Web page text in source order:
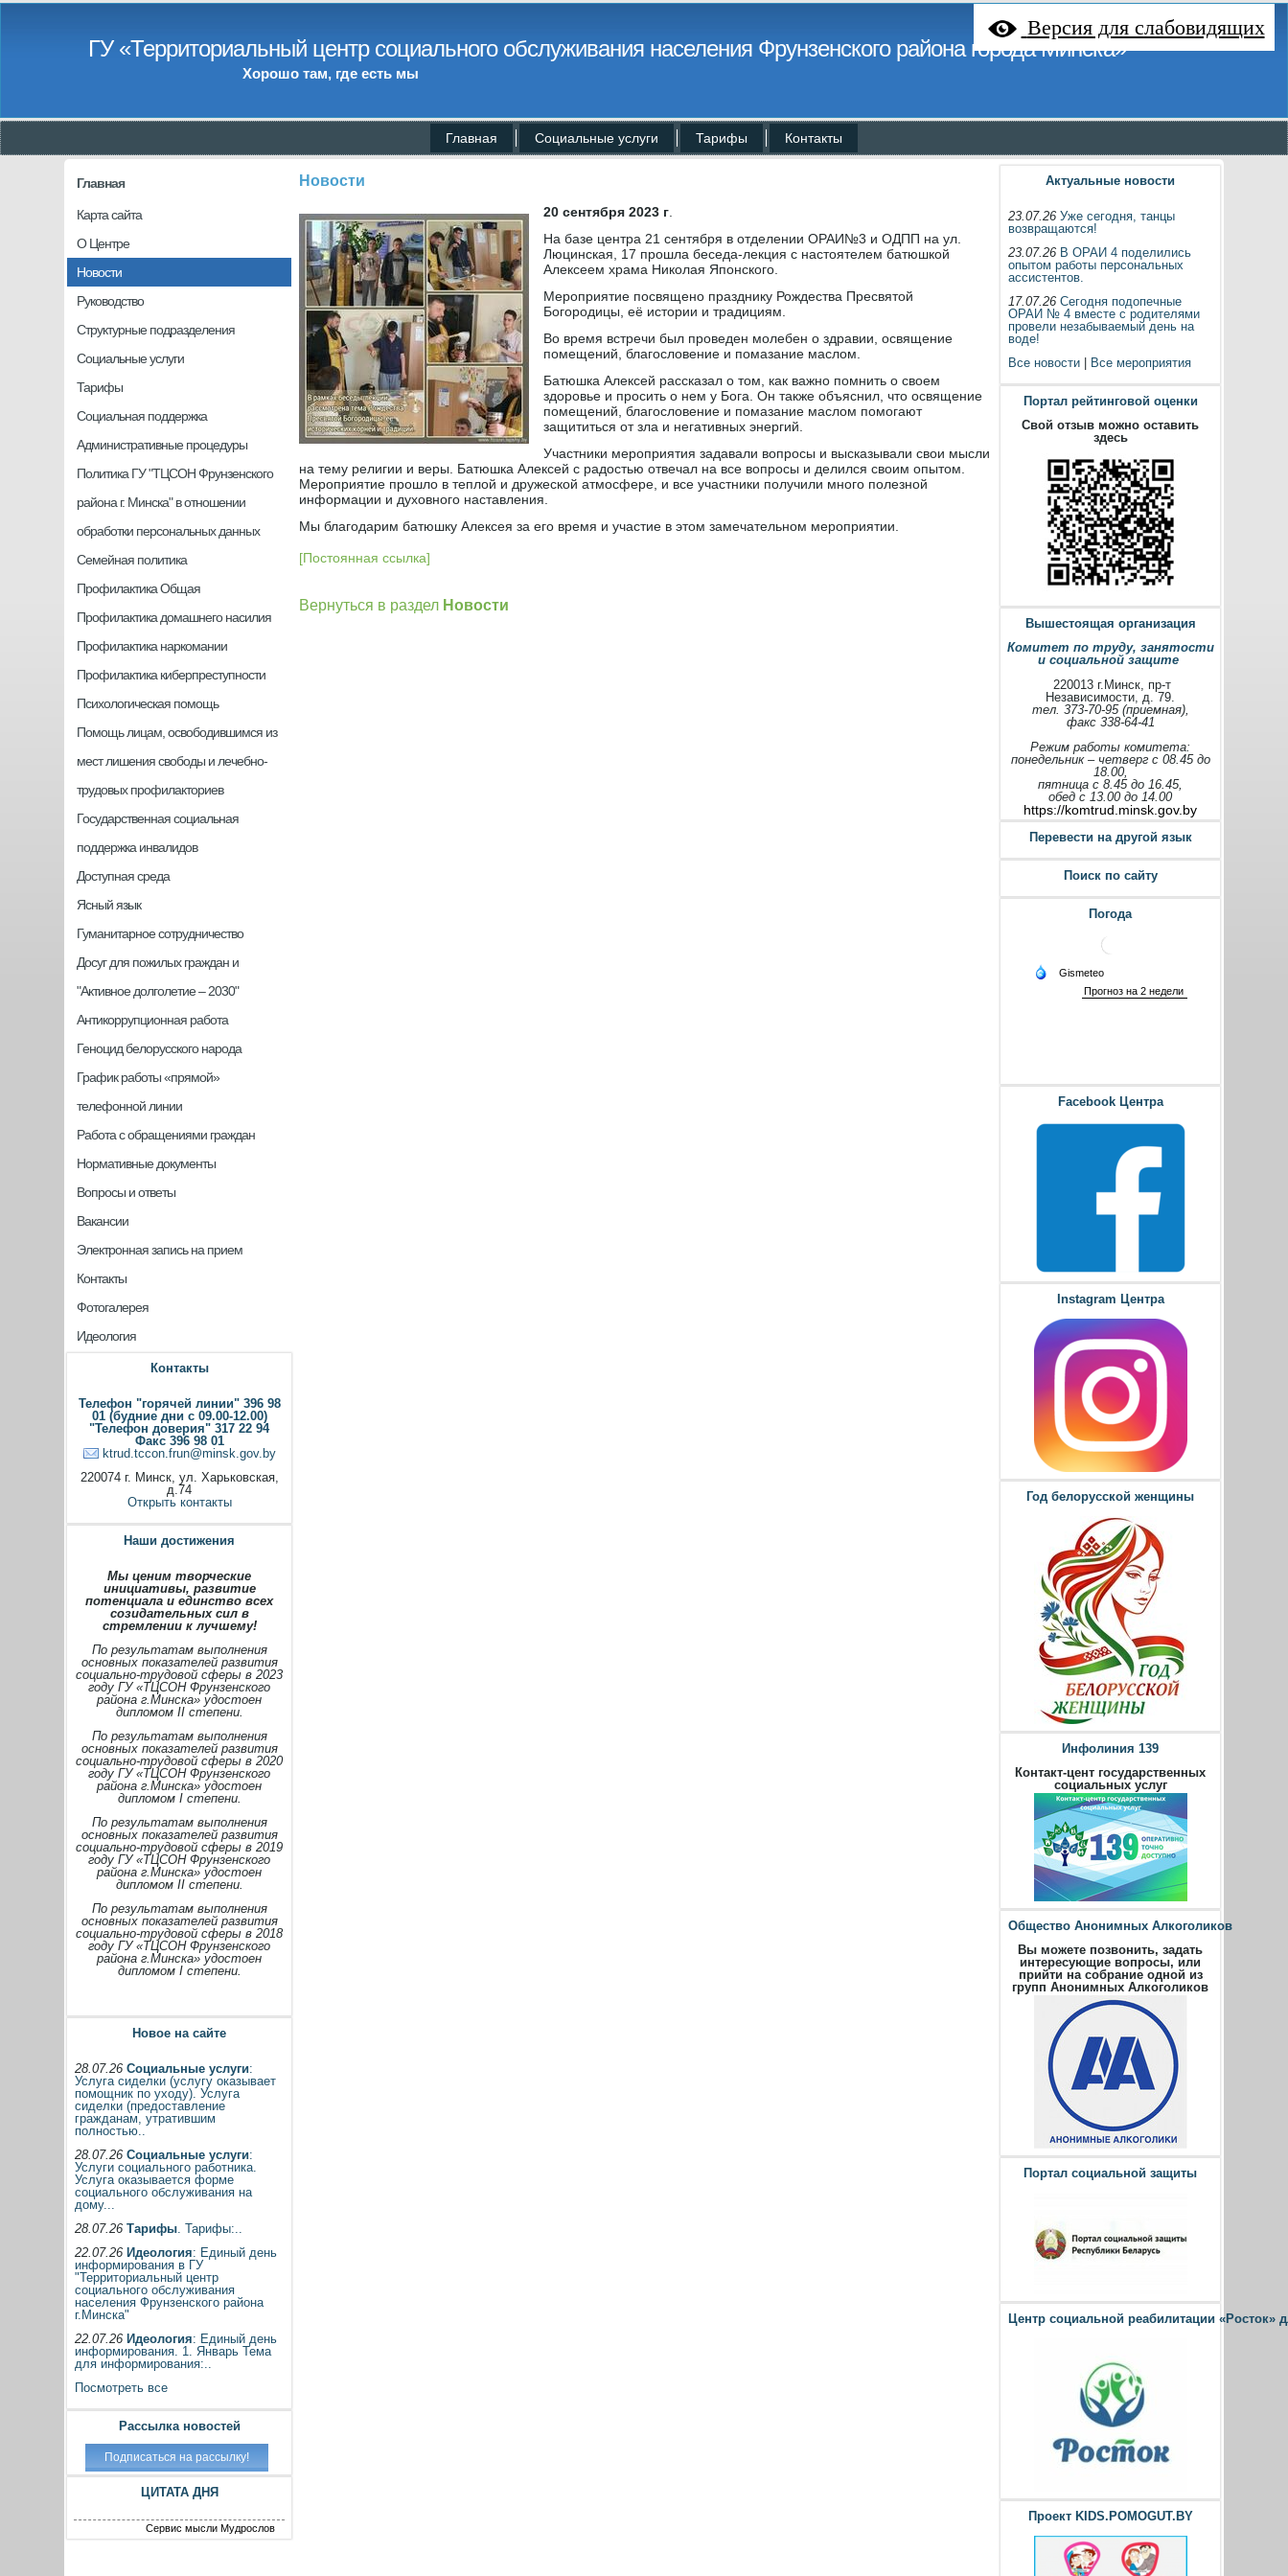
Версия для слабовидящих
ГУ «Территориальный центр социального обслуживания населения Фрунзенского района города Минска»
Хорошо там, где есть мы
Главная Социальные услуги Тарифы Контакты
Главная
Карта сайта
О Центре
Новости
Руководство
Структурные подразделения
Социальные услуги
Тарифы
Социальная поддержка
Административные процедуры
Политика ГУ "ТЦСОН Фрунзенского
района г. Минска" в отношении
обработки персональных данных
Семейная политика
Профилактика Общая
Профилактика домашнего насилия
Профилактика наркомании
Профилактика киберпреступности
Психологическая помощь
Помощь лицам, освободившимся из
мест лишения свободы и лечебно-
трудовых профилакториев
Государственная социальная
поддержка инвалидов
Доступная среда
Ясный язык
Гуманитарное сотрудничество
Досуг для пожилых граждан и
"Активное долголетие – 2030"
Антикоррупционная работа
Геноцид белорусского народа
График работы «прямой»
телефонной линии
Работа с обращениями граждан
Нормативные документы
Вопросы и ответы
Вакансии
Электронная запись на прием
Контакты
Фотогалерея
Идеология
Контакты
Телефон "горячей линии" 396 98
01 (будние дни с 09.00-12.00)
"Телефон доверия" 317 22 94
Факс 396 98 01
ktrud.tccon.frun@minsk.gov.by
220074 г. Минск, ул. Харьковская,
д.74
Открыть контакты
Наши достижения
Мы ценим творческие
инициативы, развитие
потенциала и единство всех
созидательных сил в
стремлении к лучшему!
По результатам выполнения
основных показателей развития
социально-трудовой сферы в 2023
году ГУ «ТЦСОН Фрунзенского
района г.Минска» удостоен
дипломом II степени.
По результатам выполнения
основных показателей развития
социально-трудовой сферы в 2020
году ГУ «ТЦСОН Фрунзенского
района г.Минска» удостоен
дипломом I степени.
По результатам выполнения
основных показателей развития
социально-трудовой сферы в 2019
году ГУ «ТЦСОН Фрунзенского
района г.Минска» удостоен
дипломом II степени.
По результатам выполнения
основных показателей развития
социально-трудовой сферы в 2018
году ГУ «ТЦСОН Фрунзенского
района г.Минска» удостоен
дипломом I степени.
Новое на сайте
28.07.26 Социальные услуги:
Услуга сиделки (услугу оказывает
помощник по уходу). Услуга
сиделки (предоставление
гражданам, утратившим
полностью..
28.07.26 Социальные услуги:
Услуги социального работника.
Услуга оказывается форме
социального обслуживания на
дому...
28.07.26 Тарифы. Тарифы:..
22.07.26 Идеология: Единый день
информирования в ГУ
"Территориальный центр
социального обслуживания
населения Фрунзенского района
г.Минска"
22.07.26 Идеология: Единый день
информирования. 1. Январь Тема
для информирования:..
Посмотреть все
Рассылка новостей
ЦИТАТА ДНЯ
Сервис мысли Мудрослов
Новости
20 сентября 2023 г
На базе центра 21 сентября в отделении ОРАИ№3 и ОДПП на ул.
Люцинская, 17 прошла беседа-лекция с настоятелем батюшкой
Алексеем храма Николая Японского.
Мероприятие посвящено празднику Рождества Пресвятой
Богородицы, её истории и традициям.
Во время встречи был проведен молебен о здравии, освящение
помещений, благословение и помазание маслом.
Батюшка Алексей рассказал о том, как важно помнить о своем
здоровье и просить о нем у Бога. Он также объяснил, что освящение
помещений, благословение и помазание маслом помогают
защититься от зла и негативных энергий.
Участники мероприятия задавали вопросы и высказывали свои мысли
на тему религии и веры. Батюшка Алексей с радостью отвечал на все вопросы и делился своим опытом.
Мероприятие прошло в теплой и дружеской атмосфере, и все участники получили много полезной
информации и духовного наставления.
Мы благодарим батюшку Алексея за его время и участие в этом замечательном мероприятии.
[Постоянная ссылка]
Вернуться в раздел Новости
Актуальные новости
23.07.26Уже сегодня, танцы
возвращаются!
23.07.26 В ОРАИ 4 поделились
опытом работы персональных
ассистентов.
17.07.26Сегодня подопечные
ОРАИ № 4 вместе с родителями
провели незабываемый день на
воде!
Все новости
Все мероприятия
Портал рейтинговой оценки
Свой отзыв можно оставить
здесь
Вышестоящая организация
Комитет по труду, занятости
и социальной защите
220013 г.Минск, пр-т
Независимости, д. 79.
тел. 373-70-95 (приемная),
факс 338-64-41
Режим работы комитета:
понедельник – четверг с 08.45 до
18.00,
пятница с 8.45 до 16.45,
обед с 13.00 до 14.00
https://komtrud.minsk.gov.by
Перевести на другой язык
Поиск по сайту
Погода
Facebook Центра
Instagram Центра
Год белорусской женщины
Инфолиния 139
Контакт-цент государственных
социальных услуг
Общество Анонимных Алкоголиков
Вы можете позвонить, задать
интересующие вопросы, или
прийти на собрание одной из
групп Анонимных Алкоголиков
Портал социальной защиты
Центр социальной реабилитации
Проект KIDS.POMOGUT.BY